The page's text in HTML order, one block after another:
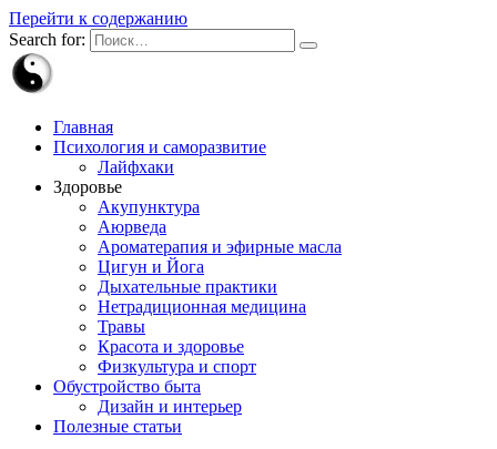
Перейти к содержанию
Search for:
Главная
Психология и саморазвитие
Лайфхаки
Здоровье
Акупунктура
Аюрведа
Ароматерапия и эфирные масла
Цигун и Йога
Дыхательные практики
Нетрадиционная медицина
Травы
Красота и здоровье
Физкультура и спорт
Обустройство быта
Дизайн и интерьер
Полезные статьи